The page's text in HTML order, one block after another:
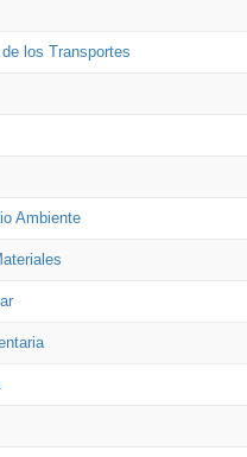
los Transportes
Ambiente